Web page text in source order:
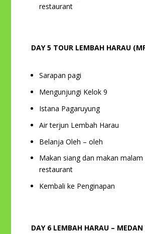
restaurant
DAY 5 TOUR LEMBAH HARAU
Sarapan pagi
Mengunjungi Kelok 9
Istana Pagaruyung
Air terjun Lembah Harau
Belanja Oleh – oleh
Makan siang dan makan malam
restaurant
Kembali ke Penginapan
DAY 6 LEMBAH HARAU –